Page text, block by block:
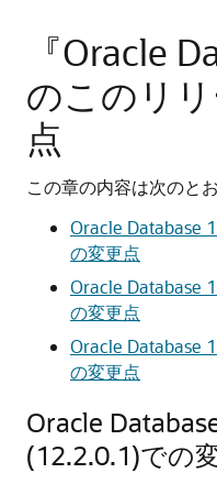
『Oracle
のこのリ
点
この章の内容は次のとお
Oracle Database
の変更点
Oracle Database
の変更点
Oracle Database
の変更点
Oracle
(12.2.0.1)での